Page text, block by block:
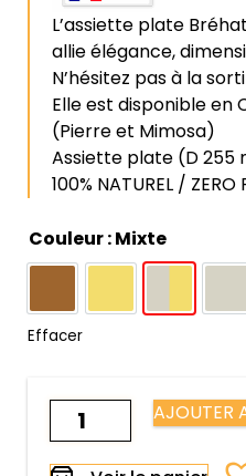
L’assiette plate
allie élégance,
N’hésitez pas à la
Elle est disponible en
(Pierre et Mimosa)
Assiette plate (D 255
100% NATUREL / ZERO
Couleur: Mixte
Caramel Mimosa Mixte
Effacer
quantité
de
4
AJOUTER